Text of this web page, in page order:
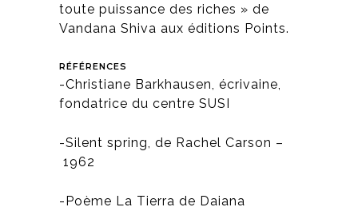
toute puissance des riches » de
Vandana Shiva aux éditions Points.
RÉFÉRENCES
-Christiane Barkhausen, écrivaine,
fondatrice du centre SUSI
-Silent spring, de Rachel Carson –
1962
-Poème La Tierra de Daiana